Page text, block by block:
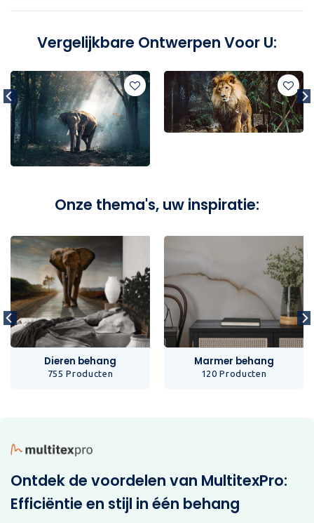
Vergelijkbare Ontwerpen Voor U:
Onze thema's, uw inspiratie:
Dieren behang
755 Producten
Marmer behang
120 Producten
Ontdek de voordelen van MultitexPro:
Efficiëntie en stijl in één behang